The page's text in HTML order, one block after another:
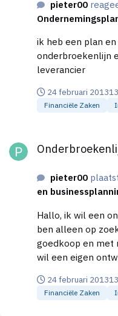
pieter00
ik heb een plan
onderbroekenlijn
leverancier
24 februari 2013
Financiële Zaken
pieter00
en
Hallo, ik wil een onderbroekenlijn beginnen. maar
ben alleen op
goedkoop en met
wil een eigen
24 februari 2013
Financiële Zaken